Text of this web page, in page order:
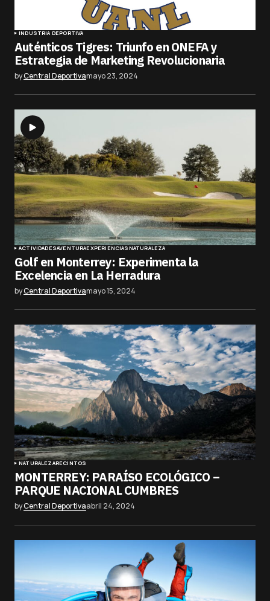
INDUSTRIA DEPORTIVA
Auténticos Tigres: Triunfo en ONEFA y
Estrategia de Marketing Revolucionaria
byCentral Deportivamayo 23, 2024
ACTIVIDADESAVENTURAEXPERIENCIASNATURALEZA
Golf en Monterrey: Experimenta la
Excelencia en La Herradura
byCentral Deportivamayo 15, 2024
NATURALEZARECINTOS
MONTERREY: PARAÍSO ECOLÓGICO –
PARQUE NACIONAL CUMBRES
byCentral Deportivaabril 24, 2024